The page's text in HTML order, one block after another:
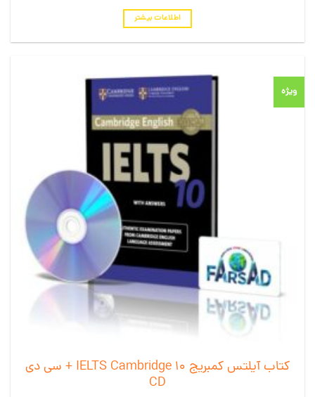
اطلاعات بیشتر
ویژه
کتاب آیلتس کمبریج 10 IELTS Cambridge + سی دی
CD